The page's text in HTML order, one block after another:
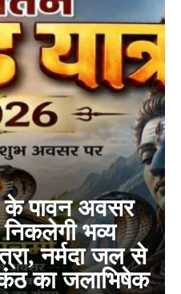
के पावन अवसर
भव्य
नर्मदा जल से
का जलाभिषेक